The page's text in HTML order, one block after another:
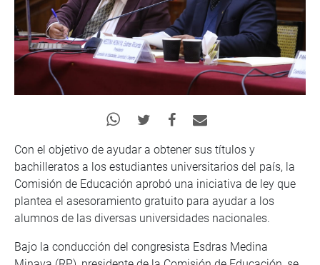
Con el objetivo de ayudar a obtener sus títulos y
bachilleratos a los estudiantes universitarios del país, la
Comisión de Educación aprobó una iniciativa de ley que
plantea el asesoramiento gratuito para ayudar a los
alumnos de las diversas universidades nacionales.
Bajo la conducción del congresista Esdras Medina